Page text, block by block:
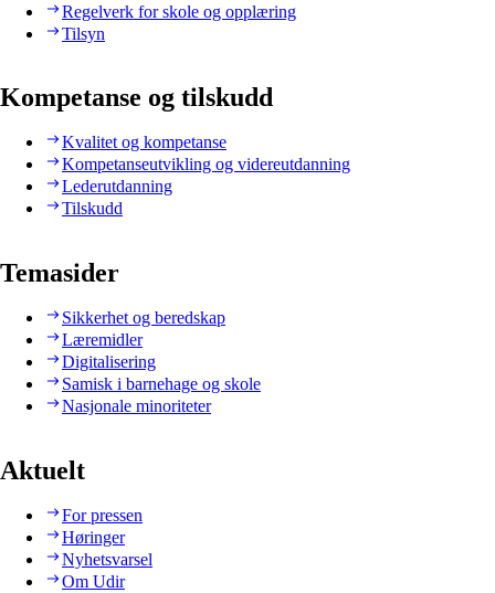
Regelverk for skole og opplæring
Tilsyn
Kompetanse og tilskudd
Kvalitet og kompetanse
Kompetanseutvikling og videreutdanning
Lederutdanning
Tilskudd
Temasider
Sikkerhet og beredskap
Læremidler
Digitalisering
Samisk i barnehage og skole
Nasjonale minoriteter
Aktuelt
For pressen
Høringer
Nyhetsvarsel
Om Udir